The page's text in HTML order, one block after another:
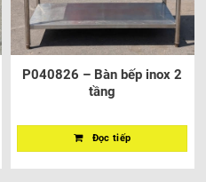
P040826 – Bàn bếp inox 2
tầng
Đọc tiếp